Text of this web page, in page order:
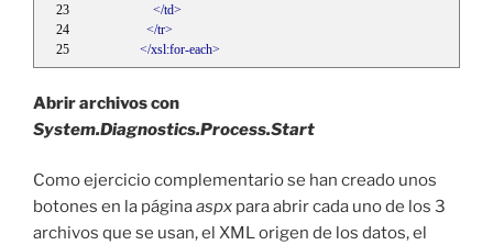
</td>
</tr>
</xsl:for-each>
Abrir archivos con
System.Diagnostics.Process.Start
Como ejercicio complementario se han creado unos
botones en la páginaaspx para abrir cada uno de los 3
archivos que se usan, el XML origen de los datos, el